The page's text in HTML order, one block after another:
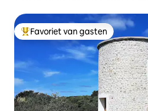
Topfavoriet van gasten
Favoriet van gasten